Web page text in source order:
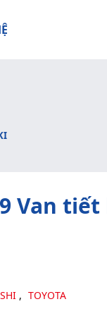
Van
, TOYOTA